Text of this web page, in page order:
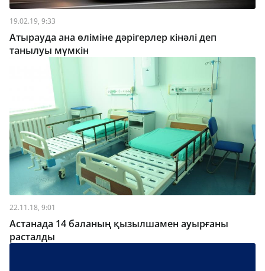
19.02.19, 9:33
Атырауда ана өліміне дәрігерлер кінәлі деп
танылуы мүмкін
22.11.18, 9:01
Астанада 14 баланың қызылшамен ауырғаны
расталды